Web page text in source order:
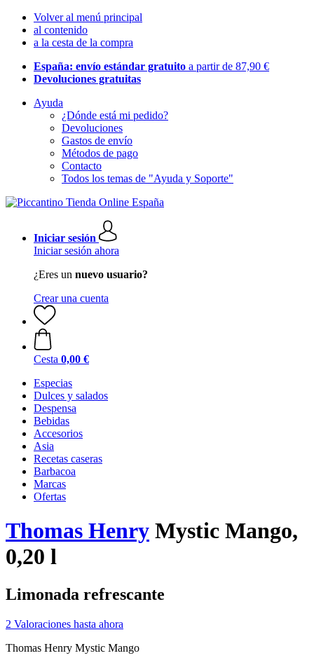
Volver al menú principal
al contenido
a la cesta de la compra
España: envío estándar gratuito a partir de 87,90 €
Devoluciones gratuitas
Ayuda
¿Dónde está mi pedido?
Devoluciones
Gastos de envío
Métodos de pago
Contacto
Todos los temas de "Ayuda y Soporte"
Iniciar sesión
Iniciar sesión ahora
¿Eres un nuevo usuario?
Crear una cuenta
Cesta 0,00 €
Especias
Dulces y salados
Despensa
Bebidas
Accesorios
Asia
Recetas caseras
Barbacoa
Marcas
Ofertas
Thomas Henry Mystic Mango,
0,20 l
Limonada refrescante
2 Valoraciones hasta ahora
Thomas Henry Mystic Mango